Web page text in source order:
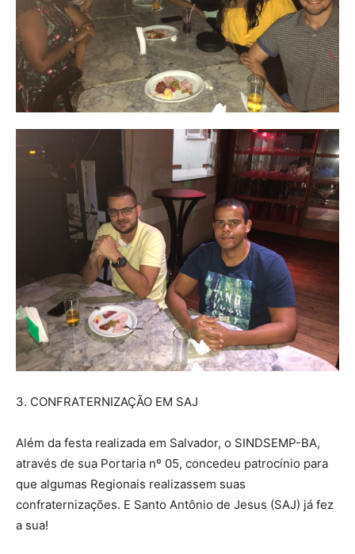
3. CONFRATERNIZAÇÃO EM SAJ
Além da festa realizada em Salvador, o SINDSEMP-BA,
através de sua Portaria nº 05, concedeu patrocínio para
que algumas Regionais realizassem suas
confraternizações. E Santo Antônio de Jesus (SAJ) já fez
a sua!